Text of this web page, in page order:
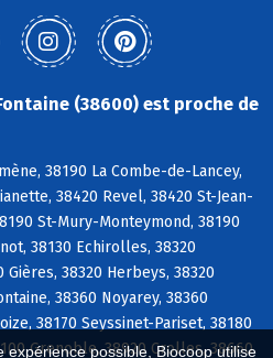
possible, Biocoop utilise
(38600) est proche de
38190 La Combe-de-Lancey,
38420 Revel, 38420 St-Jean-
St-Mury-Monteymond, 38190
38130 Echirolles, 38320
Gières, 38320 Herbeys, 38320
38360 Noyarey, 38360
38170 Seyssinet-Pariset, 38180
Grenoble, 38920 Crolles, 38660